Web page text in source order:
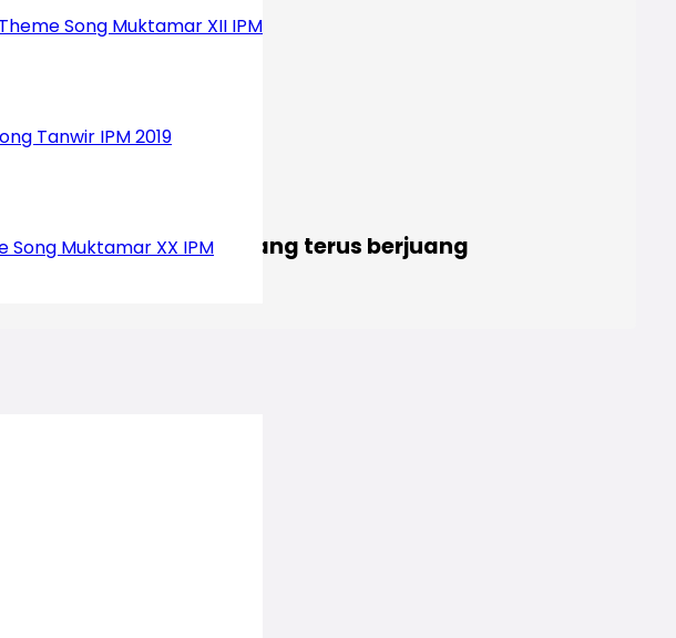
Song Muktamar XII IPM
Tanwir IPM 2019
Song Muktamar XX IPM
makanan pedas yang terus berjuang